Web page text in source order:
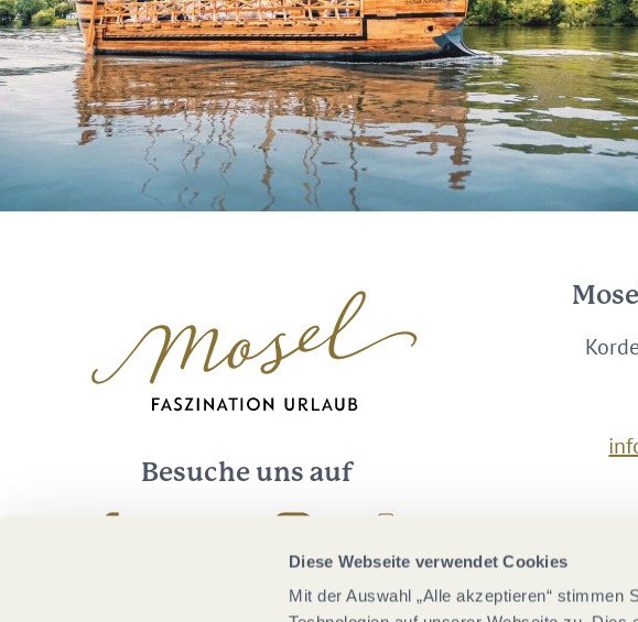
Diese Webseite verwendet Cookies
Mit der Auswahl „Alle akzeptieren“
Besuche uns auf